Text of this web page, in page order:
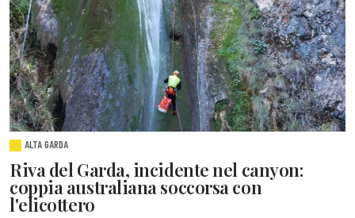
ALTA GARDA
Riva del Garda, incidente nel canyon:
coppia australiana soccorsa con
l'elicottero